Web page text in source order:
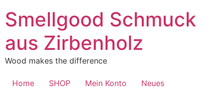
Inhalt
springen
Smellgood Schmuck
aus Zirbenholz
Wood makes the difference
Home SHOP Mein Konto
Neues